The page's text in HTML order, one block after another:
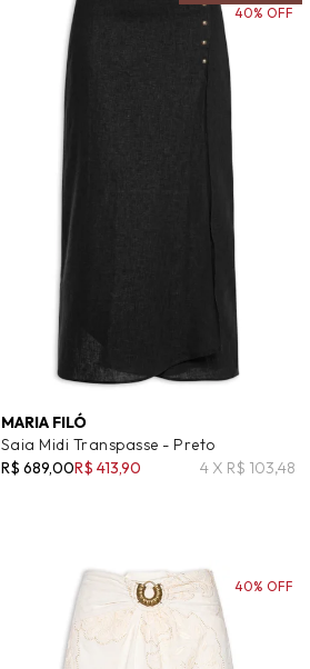
MARIA FILÓ
Saia Midi Transpasse - Preto
R$ 689,00R$ 413,90 4 X R$ 103,48
40% OFF
40% OFF